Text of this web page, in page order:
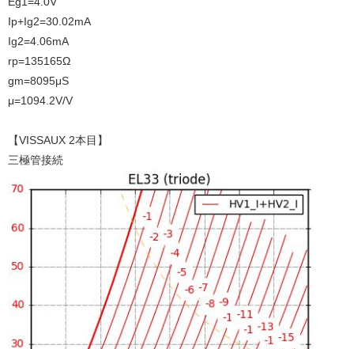
Ip+Ig2=30.02mA
Ig2=4.06mA
rp=135165Ω
gm=8095μS
μ=1094.2V/V
【VISSAUX 2本目】
三極管接続